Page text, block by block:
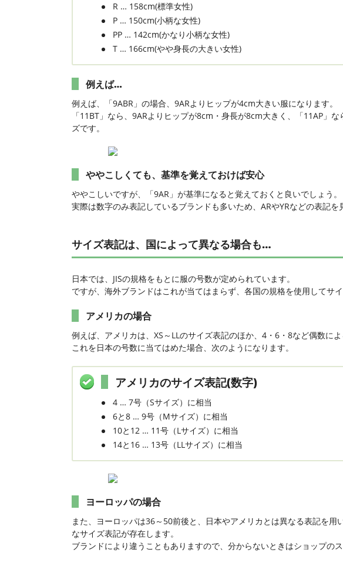
R … 158cm(標準女性)
P … 150cm(小柄な女性)
PP … 142cm(かなり小柄な女性)
T … 166cm(やや身長の大きい女性)
例えば…
例えば、「9ABR」の場合、9ARよりヒップが4cm大きい服になります。
「11BT」なら、9ARよりヒップが8cm・身長が8cm大きく、「11AP」
ズです。
ややこしくても、基準を覚えておけば安心
ややこしいですが、「9AR」が基準になると覚えておくと良いでしょう。
実際は数字のみ表記しているブランドも多いため、ARやYRなどの表記を
サイズ表記は、国によって異なる場合も…
日本では、JISの規格をもとに服の号数が定められています。
ですが、海外ブランドはこれが当てはまらず、各国の規格を使用してサ
アメリカの場合
例えば、アメリカは、XS～LLのサイズ表記のほか、4・6・8など偶数によ
これを日本の号数に当てはめた場合、次のようになります。
アメリカのサイズ表記(数字)
4 … 7号（Sサイズ）に相当
6と8 … 9号（Mサイズ）に相当
10と12 … 11号（Lサイズ）に相当
14と16 … 13号（LLサイズ）に相当
ヨーロッパの場合
また、ヨーロッパは36～50前後と、日本やアメリカとは異なる表記を用
なサイズ表記が存在します。
ブランドにより違うこともありますので、分からないときはショップの